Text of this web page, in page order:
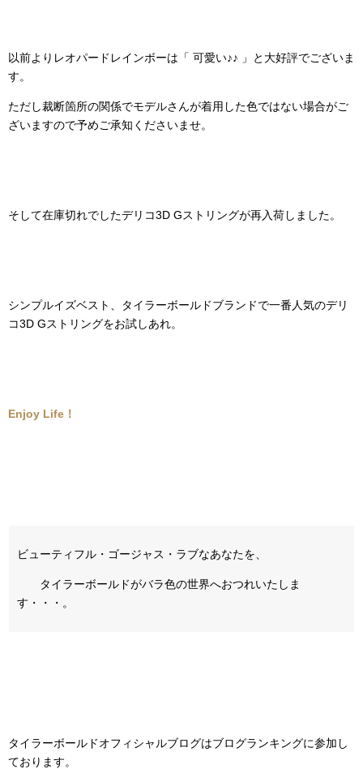
以前よりレオパードレインボーは「 可愛い♪♪ 」と大好評でございま
す。
ただし裁断箇所の関係でモデルさんが着用した色ではない場合がご
ざいますので予めご承知くださいませ。
そして在庫切れでしたデリコ3D Gストリングが再入荷しました。
シンプルイズベスト、タイラーボールドブランドで一番人気のデリ
コ3D Gストリングをお試しあれ。
Enjoy Life！
ビューティフル・ゴージャス・ラブなあなたを、
タイラーボールドがバラ色の世界へおつれいたしま
す・・・。
タイラーボールドオフィシャルブログはブログランキングに参加し
ております。